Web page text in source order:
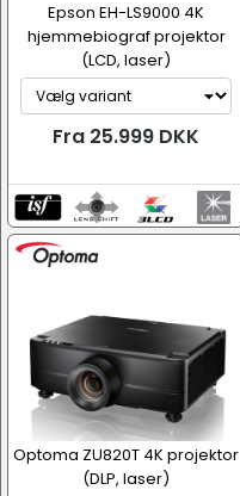
Epson EH-LS9000 4K
hjemmebiograf projektor
(LCD, laser)
Fra 25.999 DKK
Optoma ZU820T 4K projektor
(DLP, laser)